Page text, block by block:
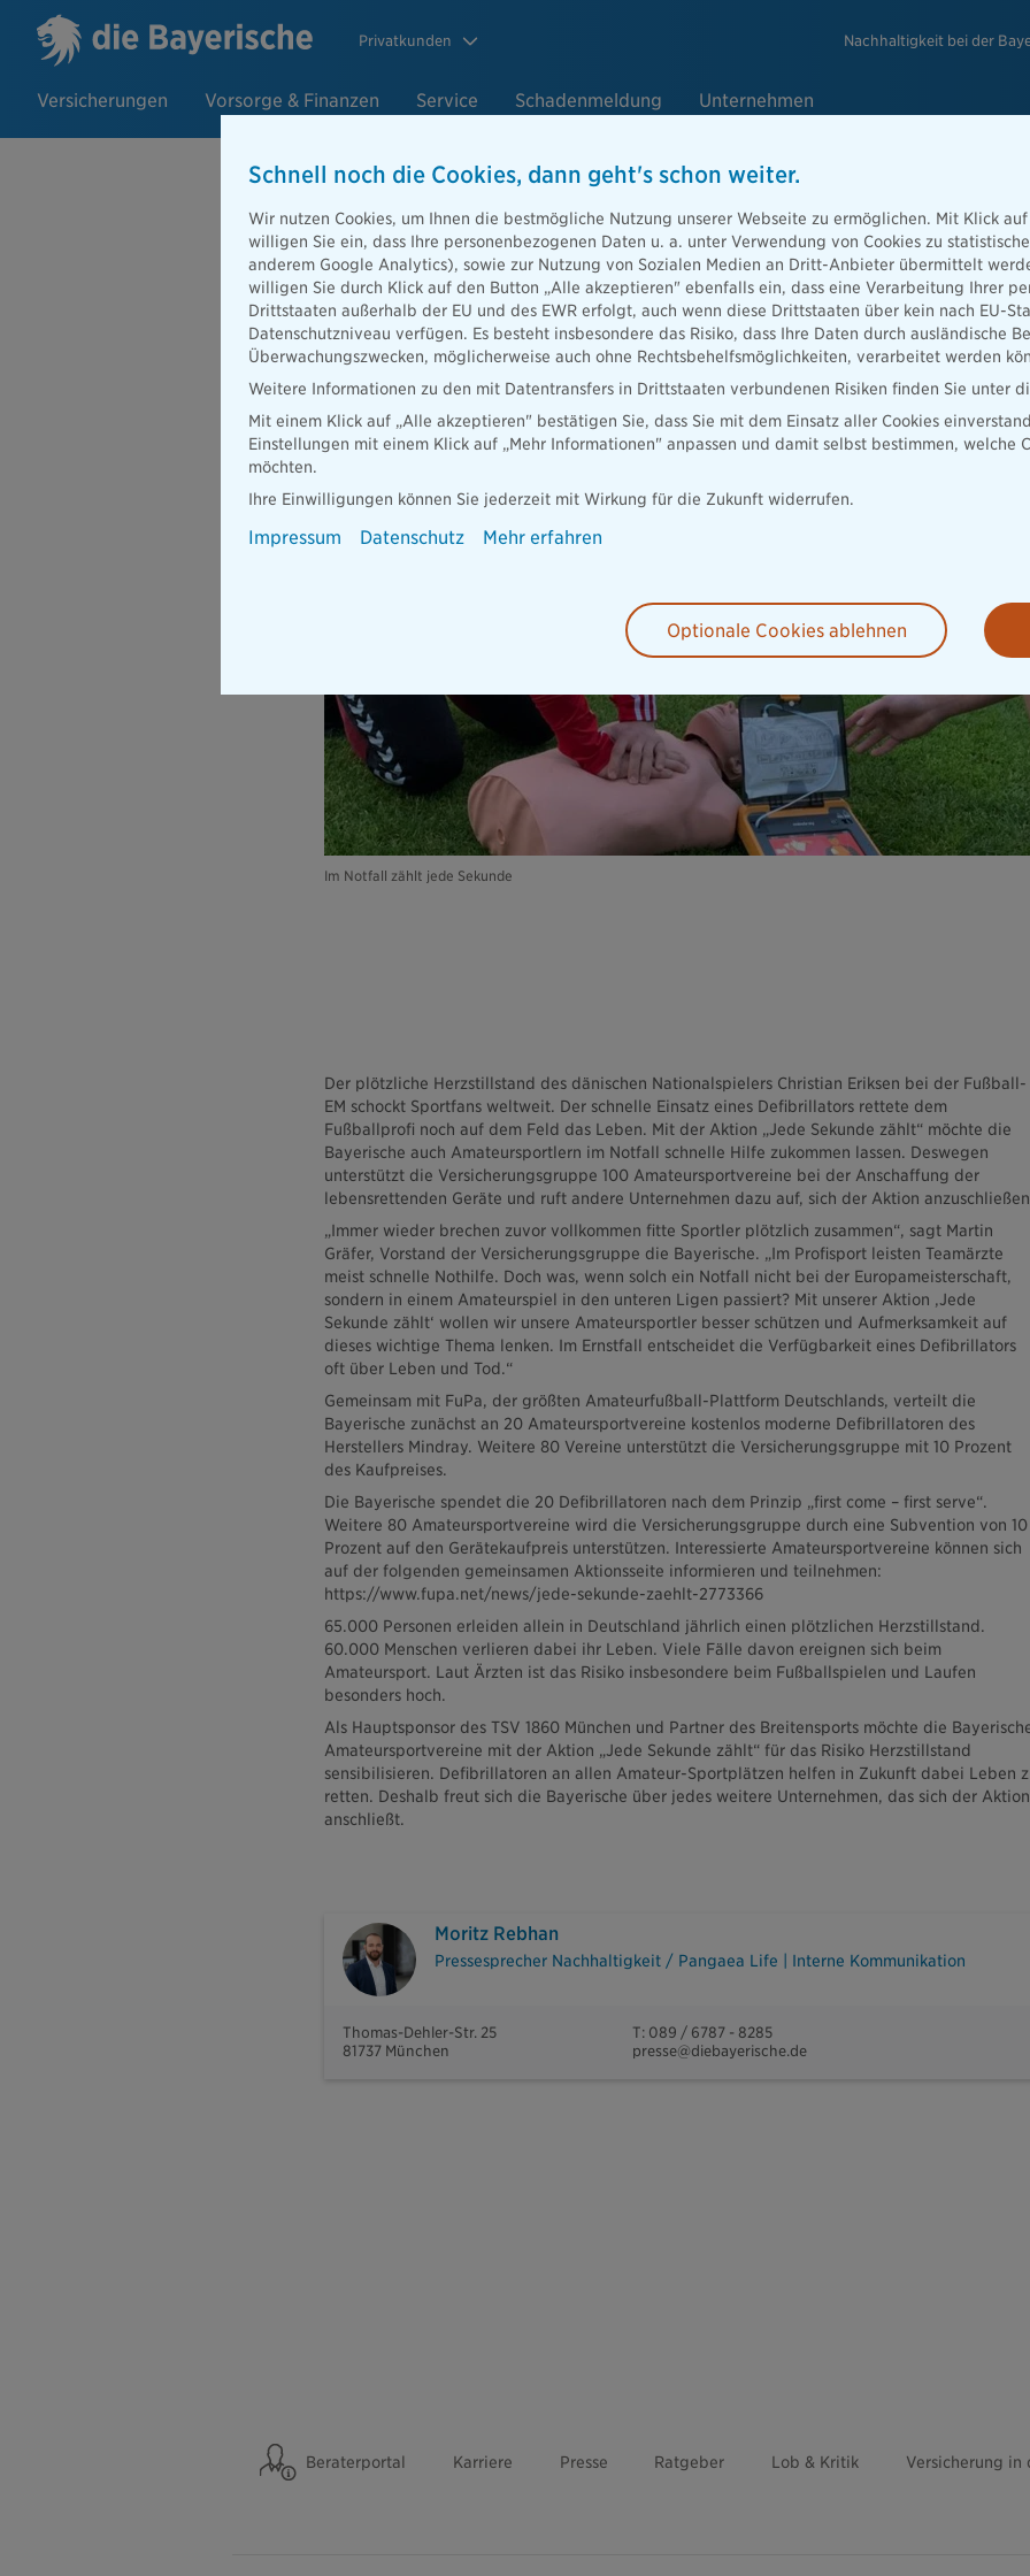
Privatkunden Nachhaltigkeit bei der
Versicherungen Vorsorge & Finanzen Service Schadenmeldung Unternehmen
22.06.2021
Risiko plötzlicher Herzstillstand:
Bayerische startet Sport-Aktion „Jede
Im Notfall zählt jede Sekunde
Der plötzliche Herzstillstand des dänischen Nationalspielers Christian Eriksen bei der Fußball-
EM schockt Sportfans weltweit. Der schnelle Einsatz eines Defibrillators rettete dem
Fußballprofi noch auf dem Feld das Leben. Mit der Aktion „Jede Sekunde zählt“ möchte die
Bayerische auch Amateursportlern im Notfall schnelle Hilfe zukommen lassen. Deswegen
unterstützt die Versicherungsgruppe 100 Amateursportvereine bei der Anschaffung der
lebensrettenden Geräte und ruft andere Unternehmen dazu auf, sich der Aktion
„Immer wieder brechen zuvor vollkommen fitte Sportler plötzlich zusammen“, sagt Martin
Gräfer, Vorstand der Versicherungsgruppe die Bayerische. „Im Profisport leisten Teamärzte
meist schnelle Nothilfe. Doch was, wenn solch ein Notfall nicht bei der Europameisterschaft,
sondern in einem Amateurspiel in den unteren Ligen passiert? Mit unserer Aktion ‚Jede
Sekunde zählt‘ wollen wir unsere Amateursportler besser schützen und Aufmerksamkeit auf
dieses wichtige Thema lenken. Im Ernstfall entscheidet die Verfügbarkeit eines Defibrillators
oft über Leben und Tod.“
Gemeinsam mit FuPa, der größten Amateurfußball-Plattform Deutschlands, verteilt die
Bayerische zunächst an 20 Amateursportvereine kostenlos moderne Defibrillatoren des
Herstellers Mindray. Weitere 80 Vereine unterstützt die Versicherungsgruppe mit 10 Prozent
des Kaufpreises.
Die Bayerische spendet die 20 Defibrillatoren nach dem Prinzip „first come – first serve“.
Weitere 80 Amateursportvereine wird die Versicherungsgruppe durch eine Subvention von 10
Prozent auf den Gerätekaufpreis unterstützen. Interessierte Amateursportvereine können sich
auf der folgenden gemeinsamen Aktionsseite informieren und teilnehmen:
https://www.fupa.net/news/jede-sekunde-zaehlt-2773366
65.000 Personen erleiden allein in Deutschland jährlich einen plötzlichen Herzstillstand.
60.000 Menschen verlieren dabei ihr Leben. Viele Fälle davon ereignen sich beim
Amateursport. Laut Ärzten ist das Risiko insbesondere beim Fußballspielen und Laufen
besonders hoch.
Als Hauptsponsor des TSV 1860 München und Partner des Breitensports möchte die
Amateursportvereine mit der Aktion „Jede Sekunde zählt“ für das Risiko Herzstillstand
sensibilisieren. Defibrillatoren an allen Amateur-Sportplätzen helfen in Zukunft dabei Leben
retten. Deshalb freut sich die Bayerische über jedes weitere Unternehmen, das sich der Aktion
anschließt.
Moritz Rebhan
Pressesprecher Nachhaltigkeit / Pangaea Life | Interne Kommunikation
Thomas-Dehler-Str. 25
81737 München
T: 089 / 6787 - 8285
presse@diebayerische.de
Beraterportal Karriere Presse Ratgeber Lob & Kritik Versicherung in
Schnell noch die Cookies, dann geht's schon weiter.
Wir nutzen Cookies, um Ihnen die bestmögliche Nutzung unserer Webseite zu ermöglichen. Mit Klick
willigen Sie ein, dass Ihre personenbezogenen Daten u. a. unter Verwendung von Cookies zu
anderem Google Analytics), sowie zur Nutzung von Sozialen Medien an Dritt-Anbieter übermittelt
willigen Sie durch Klick auf den Button „Alle akzeptieren" ebenfalls ein, dass eine Verarbeitung Ihrer
Drittstaaten außerhalb der EU und des EWR erfolgt, auch wenn diese Drittstaaten über kein nach EU-
Datenschutzniveau verfügen. Es besteht insbesondere das Risiko, dass Ihre Daten durch ausländische
Überwachungszwecken, möglicherweise auch ohne Rechtsbehelfsmöglichkeiten, verarbeitet werden
Weitere Informationen zu den mit Datentransfers in Drittstaaten verbundenen Risiken finden Sie unter
Mit einem Klick auf „Alle akzeptieren" bestätigen Sie, dass Sie mit dem Einsatz aller Cookies
Einstellungen mit einem Klick auf „Mehr Informationen" anpassen und damit selbst bestimmen, welche
möchten.
Ihre Einwilligungen können Sie jederzeit mit Wirkung für die Zukunft widerrufen.
Impressum Datenschutz Mehr erfahren
Optionale Cookies ablehnen